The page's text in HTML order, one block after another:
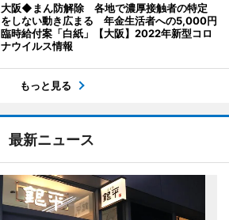
大阪◆まん防解除 各地で濃厚接触者の特定
をしない動き広まる 年金生活者への5,000円
臨時給付案「白紙」【大阪】2022年新型コロ
ナウイルス情報
もっと見る
最新ニュース